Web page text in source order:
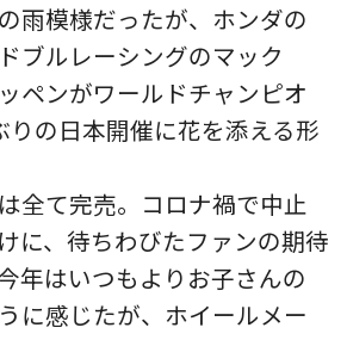
雨模様だったが、ホンダの
ブルレーシングのマック
ペンがワールドチャンピオ
りの日本開催に花を添える形
全て完売。コロナ禍で中止
に、待ちわびたファンの期待
年はいつもよりお子さんの
に感じたが、ホイールメー